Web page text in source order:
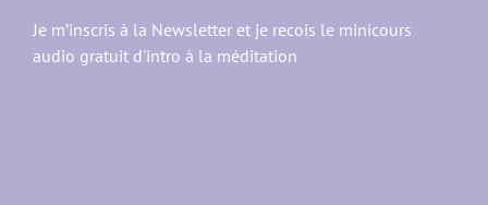
Je m’inscris à la Newsletter et je recois le minicours
audio gratuit d'intro à la méditation